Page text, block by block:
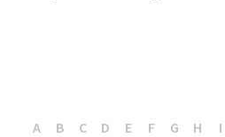
A B C D E F G H I